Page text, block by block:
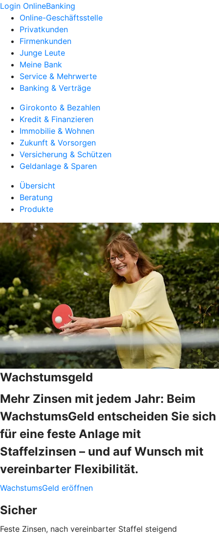
Login OnlineBanking
Online-Geschäftsstelle
Privatkunden
Firmenkunden
Junge Leute
Meine Bank
Service & Mehrwerte
Banking & Verträge
Girokonto & Bezahlen
Kredit & Finanzieren
Immobilie & Wohnen
Zukunft & Vorsorgen
Versicherung & Schützen
Geldanlage & Sparen
Übersicht
Beratung
Produkte
Wachstumsgeld
Mehr Zinsen mit jedem Jahr: Beim
WachstumsGeld entscheiden Sie sich
für eine feste Anlage mit
Staffelzinsen – und auf Wunsch mit
vereinbarter Flexibilität.
WachstumsGeld eröffnen
Sicher
Feste Zinsen, nach vereinbarter Staffel steigend